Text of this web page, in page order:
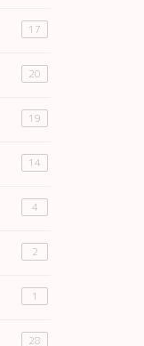
17
20
19
14
4
2
1
28